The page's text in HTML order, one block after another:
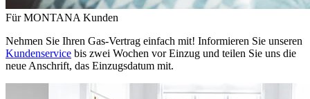
Für MONTANA Kunden
Nehmen Sie Ihren Gas-Vertrag einfach mit! Informieren Sie unseren
Kundenservice bis zwei Wochen vor Einzug und teilen Sie uns die
neue Anschrift, das Einzugsdatum mit.